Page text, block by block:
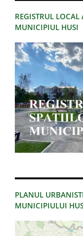
REGISTRUL
MUNICIPIUL HUSI
PLANUL
MUNICIPIULUI